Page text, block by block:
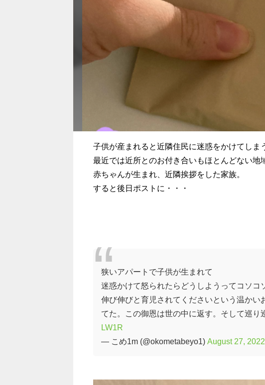
子供が産まれると近隣住民に迷惑をかけてしま
最近では近所とのお付き合いもほとんどない
赤ちゃんが生まれ、近隣挨拶をした家族。
すると後日ポストに・・・
狭いアパートで子供が生まれて
迷惑かけて怒られたらどうしようってコソ
伸び伸びと育児されてくださいという温か
てた。この御恩は世の中に返す。そして巡り
LW1R
— こめ1m (@okometabeyo1) August 27, 2022